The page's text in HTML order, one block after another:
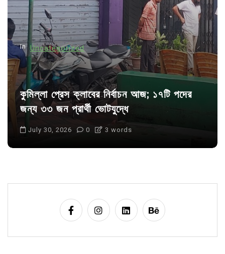
i
o
n
In Uncategorized
কুমিল্লা প্রেস ক্লাবের নির্বাচন আজ; ১৭টি পদের
জন্য ৩৩ জন প্রার্থী ভোটযুদ্ধে
July 30, 2026 0 3 words